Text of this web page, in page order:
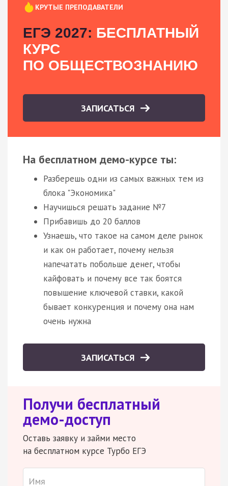
КРУТЫЕ ПРЕПОДАВАТЕЛИ
ЕГЭ 2027: БЕСПЛАТНЫЙ
КУРС
ПО ОБЩЕСТВОЗНАНИЮ
ЗАПИСАТЬСЯ
На бесплатном демо-курсе ты:
Разберешь одни из самых важных тем из
блока "Экономика"
Научишься решать задание №7
Прибавишь до 20 баллов
Узнаешь, что такое на самом деле рынок
и как он работает, почему нельзя
напечатать побольше денег, чтобы
кайфовать и почему все так боятся
повышение ключевой ставки, какой
бывает конкуренция и почему она нам
очень нужна
ЗАПИСАТЬСЯ
Получи бесплатный
демо-доступ
Оставь заявку и займи место
на бесплатном курсе Турбо ЕГЭ